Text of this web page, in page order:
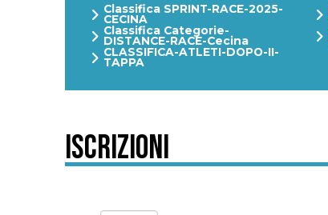
Classifica SPRINT-RACE-2025-
CECINA
Classifica Categorie-
DISTANCE-RACE-Cecina
CLASSIFICA-ATLETI-DOPO-II-
TAPPA
Iscrizioni